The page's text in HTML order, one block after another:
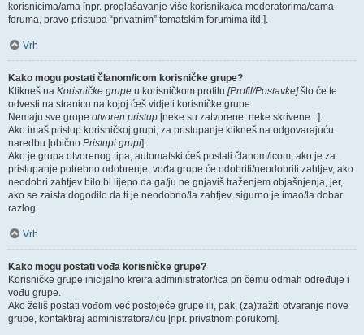
korisnicima/ama [npr. proglašavanje više korisnika/ca moderatorima/cama
foruma, pravo pristupa “privatnim” tematskim forumima itd.].
Vrh
Kako mogu postati članom/icom korisničke grupe?
Klikneš na Korisničke grupe u korisničkom profilu [Profil/Postavke]što će te
odvesti na stranicu na kojoj ćeš vidjeti korisničke grupe.
Nemaju sve grupe otvoren pristup [neke su zatvorene, neke skrivene...].
Ako imaš pristup korisničkoj grupi, za pristupanje klikneš na odgovarajuću
naredbu [obično Pristupi grupi].
Ako je grupa otvorenog tipa, automatski ćeš postati članom/icom, ako je za
pristupanje potrebno odobrenje, vođa grupe će odobriti/neodobriti zahtjev, ako
neodobri zahtjev bilo bi lijepo da ga/ju ne gnjaviš traženjem objašnjenja, jer,
ako se zaista dogodilo da ti je neodobrio/la zahtjev, sigurno je imao/la dobar
razlog.
Vrh
Kako mogu postati vođa korisničke grupe?
Korisničke grupe inicijalno kreira administrator/ica pri čemu odmah određuje i
vođu grupe.
Ako želiš postati vođom već postojeće grupe ili, pak, (za)tražiti otvaranje nove
grupe, kontaktiraj administratora/icu [npr. privatnom porukom].